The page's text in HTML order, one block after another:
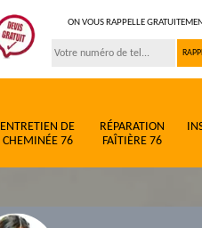
ON VOUS RAPPELLE
ENTRETIEN DE
CHEMINÉE 76
RÉPARATION
FAÎTIÈRE 76